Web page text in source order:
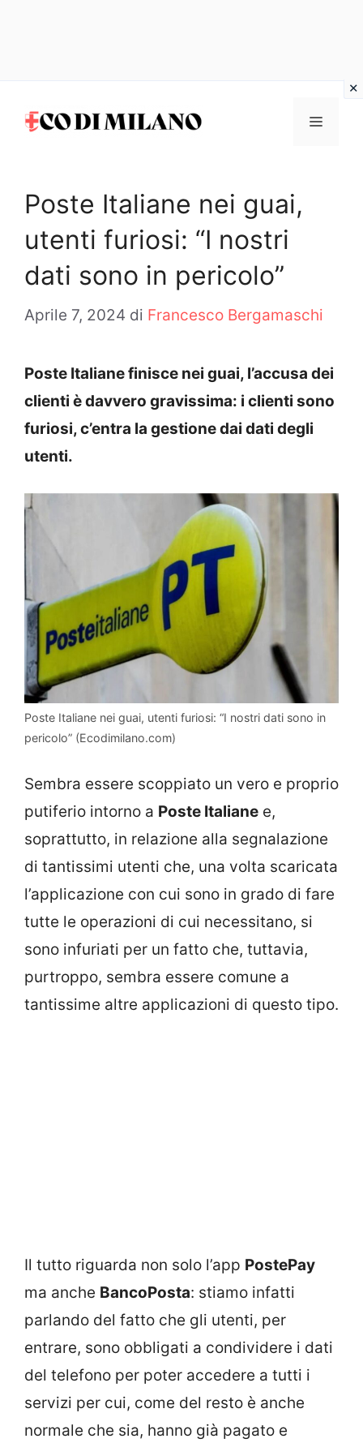
MENU
Poste Italiane nei guai,
utenti furiosi: “I nostri
dati sono in pericolo”
Aprile 7, 2024 di Francesco Bergamaschi
Poste Italiane finisce nei guai, l’accusa dei
clienti è davvero gravissima: i clienti sono
furiosi, c’entra la gestione dai dati degli
utenti.
Poste Italiane nei guai, utenti furiosi: “I nostri dati sono in
pericolo” (Ecodimilano.com)
Sembra essere scoppiato un vero e proprio
putiferio intorno a Poste Italiane e,
soprattutto, in relazione alla segnalazione
di tantissimi utenti che, una volta scaricata
l’applicazione con cui sono in grado di fare
tutte le operazioni di cui necessitano, si
sono infuriati per un fatto che, tuttavia,
purtroppo, sembra essere comune a
tantissime altre applicazioni di questo tipo.
Il tutto riguarda non solo l’app PostePay
ma anche BancoPosta: stiamo infatti
parlando del fatto che gli utenti, per
entrare, sono obbligati a condividere i dati
del telefono per poter accedere a tutti i
servizi per cui, come del resto è anche
normale che sia, hanno già pagato e